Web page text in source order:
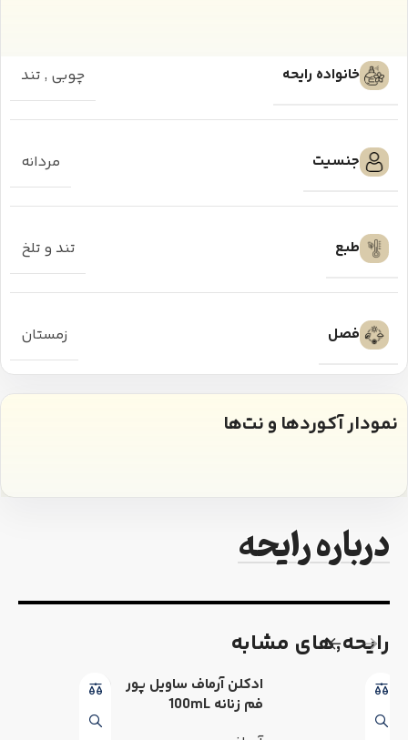
خانواده رایحه چوبی , تند
جنسیت مردانه
طبع تند و تلخ
فصل زمستان
نمودار آکوردها و نت‌ها
درباره رایحه
رایحه٬های مشابه
ادکلن آرماف ساویل پور
فم زنانه 100mL